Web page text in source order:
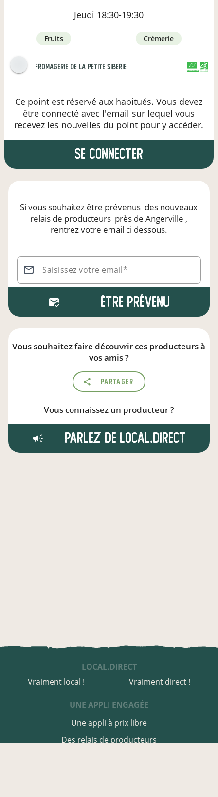
Jeudi 18:30-19:30
fruits crèmerie
Fromagerie de la Petite Siberie CERTIFIÉ PAR FR-BIO-09
AGRICULTURE FRANCE
Ce point est réservé aux habitués. Vous devez
être connecté avec l'email sur lequel vous
recevez les nouvelles du point pour y accéder.
se connecter
Si vous souhaitez être prévenus des nouveaux
relais de producteurs près de Angerville ,
rentrez votre email ci dessous.
Saisissez votre email*
Être prévenu
Vous souhaitez faire découvrir ces producteurs à
vos amis ?
Partager
Vous connaissez un producteur ?
Parlez de local.direct
LOCAL.DIRECT
Vraiment local !
Vraiment direct !
UNE APPLI ENGAGÉE
Une appli à prix libre
Des relais de producteurs